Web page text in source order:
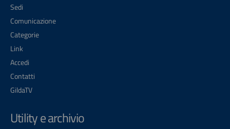
Sedi
Comunicazione
Categorie
Link
Accedi
Contatti
GildaTV
Utility e archivio